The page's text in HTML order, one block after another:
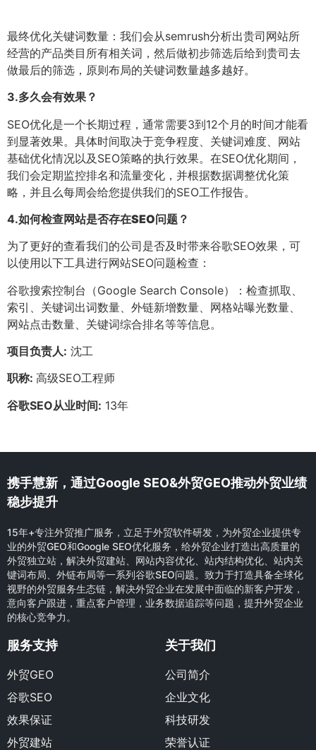
最终优化关键词数量：我们会从semrush分析出贵司网站所
经营的产品类目所有相关词，然后做初步筛选后给到贵司去
做最后的筛选，原则布局的关键词数量越多越好。
3.多久会有效果？
SEO优化是一个长期过程，通常需要3到12个月的时间才能看
到显著效果。具体时间取决于竞争程度、关键词难度、网站
基础优化情况以及SEO策略的执行效果。在SEO优化期间，
我们会定期监控排名和流量变化，并根据数据调整优化策
略，并且么每周会给您提供我们的SEO工作报告。
4.如何检查网站是否存在SEO问题？
为了更好的查看我们的公司是否及时带来谷歌SEO效果，可
以使用以下工具进行网站SEO问题检查：
谷歌搜索控制台（Google Search Console）：检查抓取、
索引、关键词出词数量、外链新增数量、网格站曝光数量、
网站点击数量、关键词综合排名等等信息。
项目负责人: 沈工
职称: 高级SEO工程师
谷歌SEO从业时间: 13年
携手慧新，通过Google SEO&外贸GEO推动外贸业绩
稳步提升
15年+专注外贸推广服务，立足于外贸软件研发，为外贸企业提供专
业的外贸GEO和Google SEO优化服务，给外贸企业打造出高质量的
外贸独立站，解决外贸建站、网站内容优化、站内结构优化、站内关
键词布局、外链布局等一系列谷歌SEO问题。致力于打造具备全球化
视野的外贸服务生态链，解决外贸企业在发展中面临的新客户开发，
意向客户跟进，重点客户管理，业务数据追踪等问题，提升外贸企业
的核心竞争力。
服务支持
外贸GEO
谷歌SEO
效果保证
外贸建站
关于我们
公司简介
企业文化
科技研发
荣誉认证